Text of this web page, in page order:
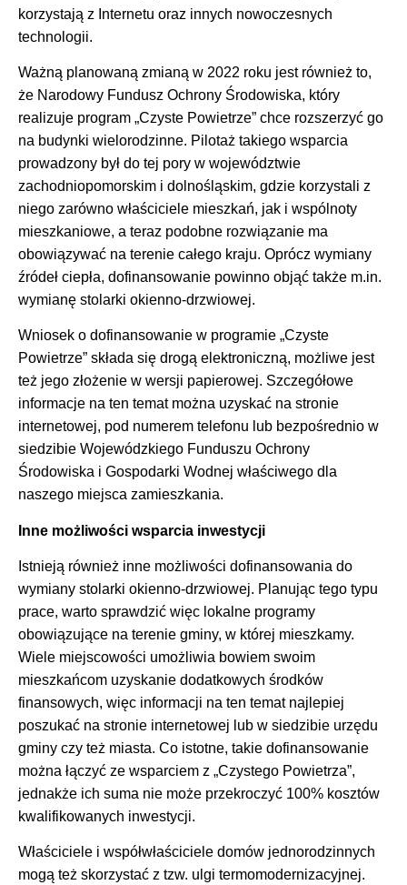
korzystają z Internetu oraz innych nowoczesnych
technologii.
Ważną planowaną zmianą w 2022 roku jest również to,
że Narodowy Fundusz Ochrony Środowiska, który
realizuje program „Czyste Powietrze” chce rozszerzyć go
na budynki wielorodzinne. Pilotaż takiego wsparcia
prowadzony był do tej pory w województwie
zachodniopomorskim i dolnośląskim, gdzie korzystali z
niego zarówno właściciele mieszkań, jak i wspólnoty
mieszkaniowe, a teraz podobne rozwiązanie ma
obowiązywać na terenie całego kraju. Oprócz wymiany
źródeł ciepła, dofinansowanie powinno objąć także m.in.
wymianę stolarki okienno-drzwiowej.
Wniosek o dofinansowanie w programie „Czyste
Powietrze” składa się drogą elektroniczną, możliwe jest
też jego złożenie w wersji papierowej. Szczegółowe
informacje na ten temat można uzyskać na stronie
internetowej, pod numerem telefonu lub bezpośrednio w
siedzibie Wojewódzkiego Funduszu Ochrony
Środowiska i Gospodarki Wodnej właściwego dla
naszego miejsca zamieszkania.
Inne możliwości wsparcia inwestycji
Istnieją również inne możliwości dofinansowania do
wymiany stolarki okienno-drzwiowej. Planując tego typu
prace, warto sprawdzić więc lokalne programy
obowiązujące na terenie gminy, w której mieszkamy.
Wiele miejscowości umożliwia bowiem swoim
mieszkańcom uzyskanie dodatkowych środków
finansowych, więc informacji na ten temat najlepiej
poszukać na stronie internetowej lub w siedzibie urzędu
gminy czy też miasta. Co istotne, takie dofinansowanie
można łączyć ze wsparciem z „Czystego Powietrza”,
jednakże ich suma nie może przekroczyć 100% kosztów
kwalifikowanych inwestycji.
Właściciele i współwłaściciele domów jednorodzinnych
mogą też skorzystać z tzw. ulgi termomodernizacyjnej.